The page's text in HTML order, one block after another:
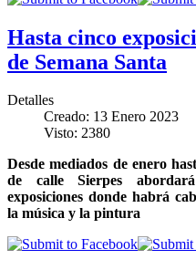
Hasta cinco
de Semana Santa
Detalles
Creado: 13 Enero 2023
Visto: 2380
Desde mediados de enero
de calle Sierpes
exposiciones donde habrá
la música y la pintura